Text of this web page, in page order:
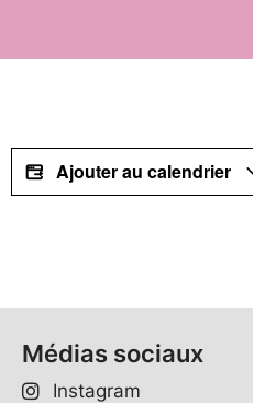
Ajouter au calendrier
Médias sociaux
Instagram